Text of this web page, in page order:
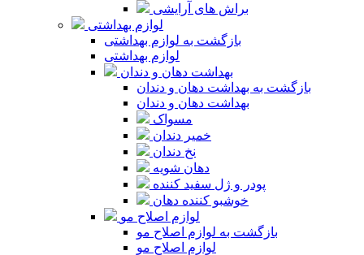
براش های آرایشی
لوازم بهداشتی
بازگشت به لوازم بهداشتی
لوازم بهداشتی
بهداشت دهان و دندان
بازگشت به بهداشت دهان و دندان
بهداشت دهان و دندان
مسواک
خمیر دندان
نخ دندان
دهان شویه
پودر و ژل سفید کننده
خوشبو کننده دهان
لوازم اصلاح مو
بازگشت به لوازم اصلاح مو
لوازم اصلاح مو